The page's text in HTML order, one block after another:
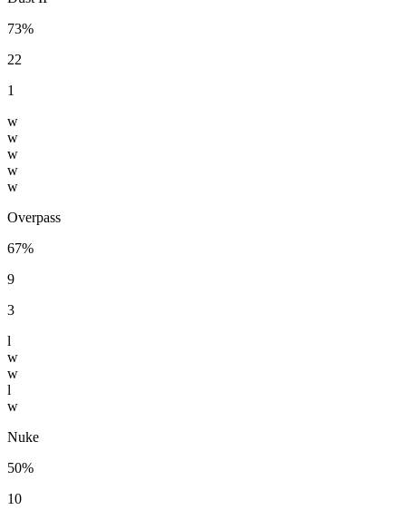
73%
22
1
w
w
w
w
w
Overpass
67%
9
3
l
w
w
l
w
Nuke
50%
10